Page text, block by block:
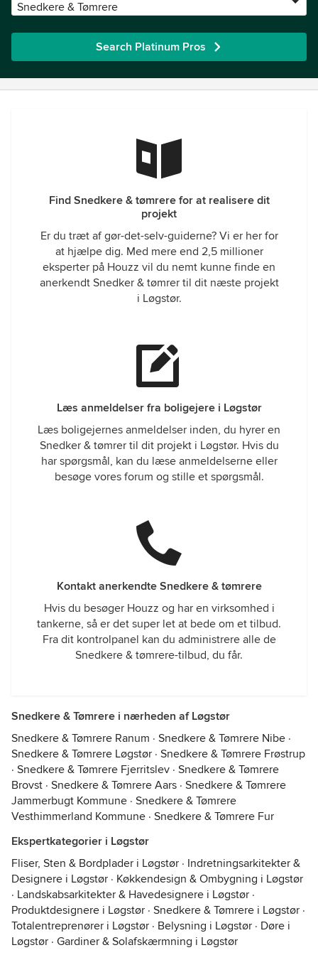
Snedkere & Tømrere
Search Platinum Pros
Find Snedkere & tømrere for at realisere dit
projekt
Er du træt af gør-det-selv-guiderne? Vi er her for
at hjælpe dig. Med mere end 2,5 millioner
eksperter på Houzz vil du nemt kunne finde en
anerkendt Snedker & tømrer til dit næste projekt
i Løgstør.
Læs anmeldelser fra boligejere i Løgstør
Læs boligejernes anmeldelser inden, du hyrer en
Snedker & tømrer til dit projekt i Løgstør. Hvis du
har spørgsmål, kan du læse anmeldelserne eller
besøge vores forum og stille et spørgsmål.
Kontakt anerkendte Snedkere & tømrere
Hvis du besøger Houzz og har en virksomhed i
tankerne, så er det super let at bede om et tilbud.
Fra dit kontrolpanel kan du administrere alle de
Snedkere & tømrere-tilbud, du får.
Snedkere & Tømrere i nærheden af Løgstør
Snedkere & Tømrere Ranum · Snedkere & Tømrere Nibe ·
Snedkere & Tømrere Løgstør · Snedkere & Tømrere Frøstrup
· Snedkere & Tømrere Fjerritslev · Snedkere & Tømrere
Brovst · Snedkere & Tømrere Aars · Snedkere & Tømrere
Jammerbugt Kommune · Snedkere & Tømrere
Vesthimmerland Kommune · Snedkere & Tømrere Fur
Ekspertkategorier i Løgstør
Fliser, Sten & Bordplader i Løgstør · Indretningsarkitekter &
Designere i Løgstør · Køkkendesign & Ombygning i Løgstør
· Landskabsarkitekter & Havedesignere i Løgstør ·
Produktdesignere i Løgstør · Snedkere & Tømrere i Løgstør ·
Totalentreprenører i Løgstør · Belysning i Løgstør · Døre i
Løgstør · Gardiner & Solafskærmning i Løgstør